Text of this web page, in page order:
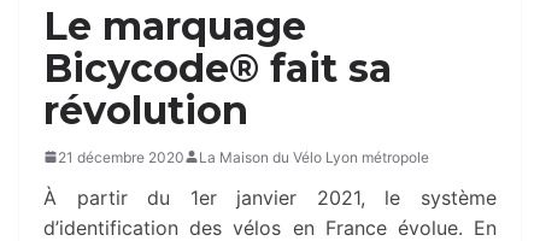
Le marquage
Bicycode® fait sa
révolution
21 décembre 2020 La Maison du Vélo Lyon métropole
À partir du 1er janvier 2021, le système
d’identification des vélos en France évolue. En